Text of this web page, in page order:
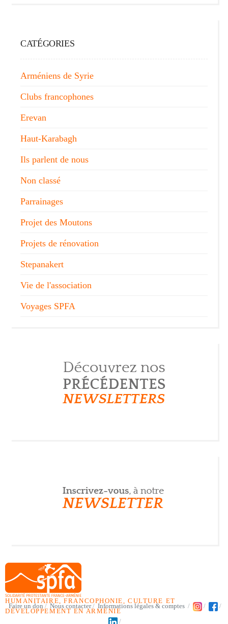
CATÉGORIES
Arméniens de Syrie
Clubs francophones
Erevan
Haut-Karabagh
Ils parlent de nous
Non classé
Parrainages
Projet des Moutons
Projets de rénovation
Stepanakert
Vie de l'association
Voyages SPFA
HUMANITAIRE, FRANCOPHONIE, CULTURE ET
DÉVELOPPEMENT EN ARMÉNIE
Faire un don Nous contacter Informations légales & comptes